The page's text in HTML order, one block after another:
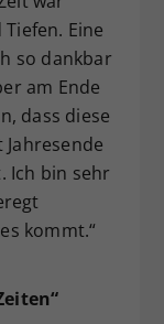
Eine
so dankbar
am Ende
dass diese
Ich bin sehr
kommt.“